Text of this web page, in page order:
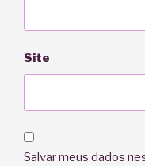
Site
Salvar meus dados